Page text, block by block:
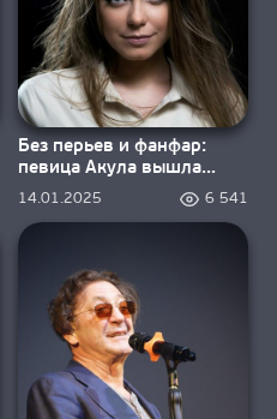
Без перьев и фанфар:
певица Акула вышла
замуж
14.01.2025 6 541